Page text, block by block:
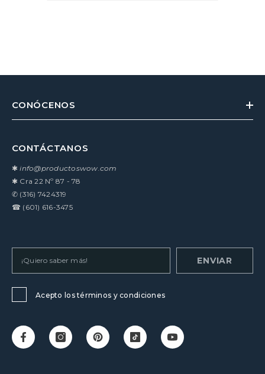
CONÓCENOS
CONTÁCTANOS
✱info@productoswow.com
✱ Cra 22 Nº 87 - 78
✆ (316) 7424319
☎ (601) 616-3475
ENVIAR
Acepto los términos y condiciones